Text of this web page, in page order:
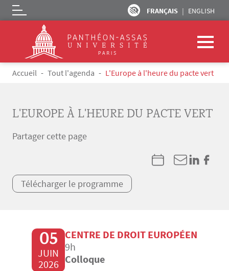
Aller au contenu principal
FRANÇAIS ENGLISH
Logo
Fil d'Ariane
Accueil Tout l'agenda L'Europe à l'heure du pacte vert
L'EUROPE À L'HEURE DU PACTE VERT
Partager cette page
Télécharger le programme
05
JUIN
2026
CENTRE DE DROIT EUROPÉEN
9h
Colloque